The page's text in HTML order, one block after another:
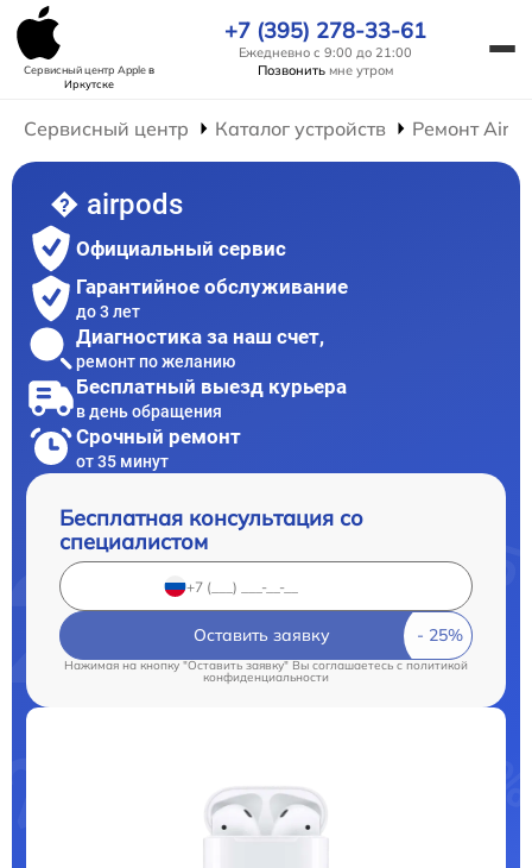
Сервисный центр Appleв
Иркутске
+7 (395) 278-33-61
Ежедневно с 9:00 до 21:00
Позвонить мне утром
Сервисный центр Каталог устройств Ремонт
� airpods
Официальный сервис
Гарантийное обслуживание
до 3 лет
Диагностика за наш счет,
ремонт по желанию
Бесплатный выезд курьера
в день обращения
Срочный ремонт
от 35 минут
Бесплатная консультация со
специалистом
Оставить заявку
Нажимая на кнопку "Оставить заявку" Вы соглашаетесь cполитикой
конфиденциальности